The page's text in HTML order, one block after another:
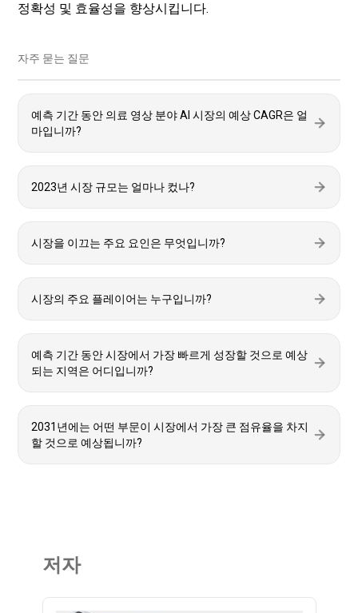
정확성 및 효율성을 향상시킵니다.
자주 묻는 질문
예측 기간 동안 의료 영상 분야 AI 시장의 예상 CAGR은 얼
마입니까?
2023년 시장 규모는 얼마나 컸나?
시장을 이끄는 주요 요인은 무엇입니까?
시장의 주요 플레이어는 누구입니까?
예측 기간 동안 시장에서 가장 빠르게 성장할 것으로 예상
되는 지역은 어디입니까?
2031년에는 어떤 부문이 시장에서 가장 큰 점유율을 차지
할 것으로 예상됩니까?
저자